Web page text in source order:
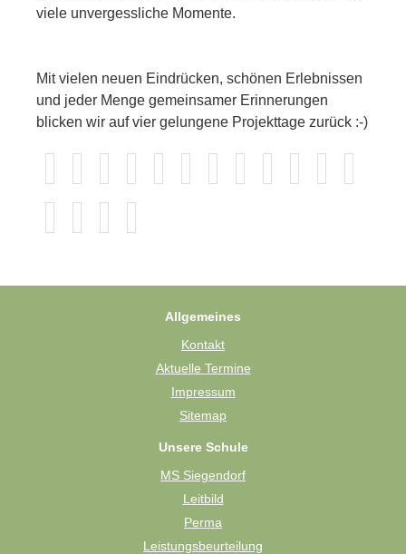
viele unvergessliche Momente.
Mit vielen neuen Eindrücken, schönen Erlebnissen
und jeder Menge gemeinsamer Erinnerungen
blicken wir auf vier gelungene Projekttage zurück :-)
Allgemeines
Kontakt
Aktuelle Termine
Impressum
Sitemap
Unsere Schule
MS Siegendorf
Leitbild
Perma
Leistungsbeurteilung